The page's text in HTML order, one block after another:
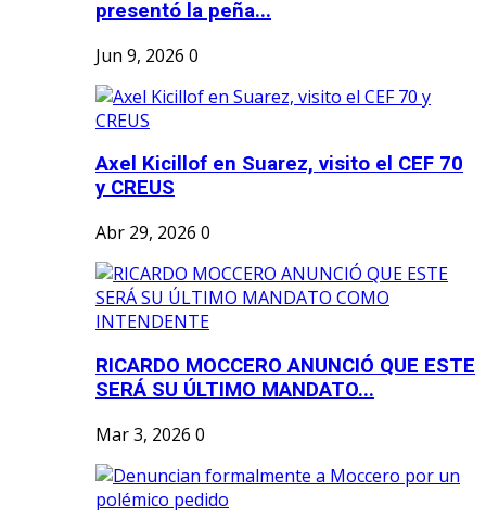
presentó la peña...
Jun 9, 2026 0
Axel Kicillof en Suarez, visito el CEF 70
y CREUS
Abr 29, 2026 0
RICARDO MOCCERO ANUNCIÓ QUE ESTE
SERÁ SU ÚLTIMO MANDATO...
Mar 3, 2026 0